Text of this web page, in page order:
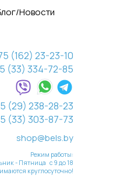
Новости
(162) 23-23-10
(33) 334-72-85
(29) 238-28-23
(33) 303-87-73
shop@bels.by
Режим работы:
- Пятница с 9 до 18
круглосуточно!